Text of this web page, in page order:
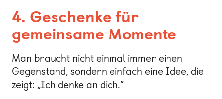
4. Geschenke für
gemeinsame Momente
Man braucht nicht einmal immer einen
Gegenstand, sondern einfach eine Idee, die
zeigt: „Ich denke an dich.“